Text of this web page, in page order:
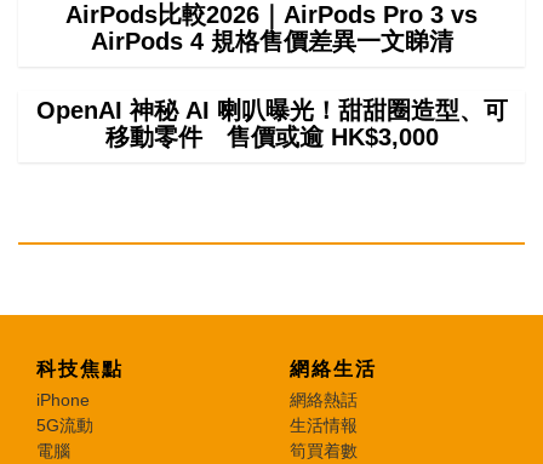
AirPods比較2026｜AirPods Pro 3 vs
AirPods 4 規格售價差異一文睇清
OpenAI 神秘 AI 喇叭曝光！甜甜圈造型、可
移動零件 售價或逾 HK$3,000
科技焦點
iPhone
5G流動
電腦
網絡生活
網絡熱話
生活情報
筍買着數